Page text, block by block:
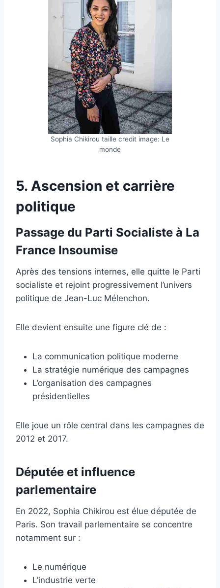
Sophia Chikirou taille credit image: Le
monde
5. Ascension et carrière
politique
Passage du Parti Socialiste à La
France Insoumise
Après des tensions internes, elle quitte le Parti
socialiste et rejoint progressivement l’univers
politique de Jean-Luc Mélenchon.
Elle devient ensuite une figure clé de :
La communication politique moderne
La stratégie numérique des campagnes
L’organisation des campagnes
présidentielles
Elle joue un rôle central dans les campagnes de
2012 et 2017.
Députée et influence
parlementaire
En 2022, Sophia Chikirou est élue députée de
Paris. Son travail parlementaire se concentre
notamment sur :
Le numérique
L’industrie verte